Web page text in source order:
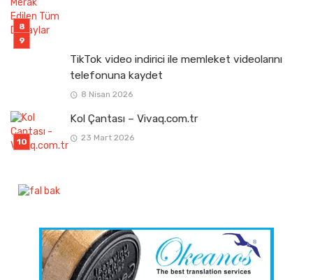
TikTok video indirici ile memleket videolarını
telefonuna kaydet
8 Nisan 2026
Kol Çantası – Vivaq.com.tr
23 Mart 2026